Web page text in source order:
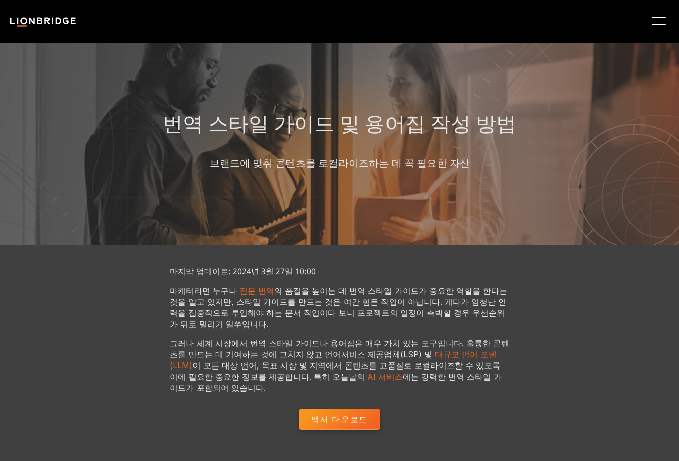
번역 스타일 가이드 및 용어집 작성 방법
브랜드에 맞춰 콘텐츠를 로컬라이즈하는 데 꼭 필요한 자산
마지막 업데이트: 2024년 3월 27일 10:00
마케터라면 누구나 전문 번역의 품질을 높이는 데 번역 스타일 가이드가 중요한 역할을 한다는
것을 알고 있지만, 스타일 가이드를 만드는 것은 여간 힘든 작업이 아닙니다. 게다가 엄청난 인
력을 집중적으로 투입해야 하는 문서 작업이다 보니 프로젝트의 일정이 촉박할 경우 우선순위
가 뒤로 밀리기 일쑤입니다.
그러나 세계 시장에서 번역 스타일 가이드나 용어집은 매우 가치 있는 도구입니다. 훌륭한 콘텐
츠를 만드는 데 기여하는 것에 그치지 않고 언어서비스 제공업체(LSP) 및 대규모 언어 모델
(LLM)이 모든 대상 언어, 목표 시장 및 지역에서 콘텐츠를 고품질로 로컬라이즈할 수 있도록
이에 필요한 중요한 정보를 제공합니다. 특히 오늘날의 AI 서비스에는 강력한 번역 스타일 가
이드가 포함되어 있습니다.
백서 다운로드